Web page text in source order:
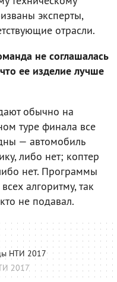
эксперты,
отрасли.
не соглашалась
ее изделие лучше
обычно на
туре финала все
— автомобиль
либо нет; коптер
нет. Программы
алгоритму, так
не подавал.
НТИ 2017
2017